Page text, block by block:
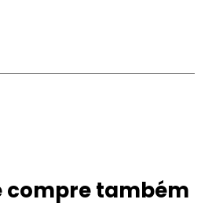
compre também